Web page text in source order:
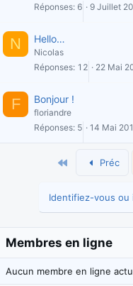
Réponses 6 9 Juillet
N Hello…
Nicolas
Réponses 12 22 Mai
F Bonjour !
floriandre
Réponses 5 14 Mai
PremierPréc
Identifiez-vous ou
Membres en ligne
Aucun membre en ligne